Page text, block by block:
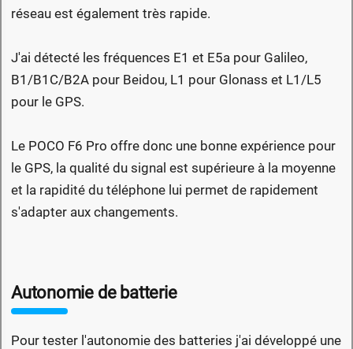
réseau est également très rapide.
J'ai détecté les fréquences E1 et E5a pour Galileo,
B1/B1C/B2A pour Beidou, L1 pour Glonass et L1/L5
pour le GPS.
Le POCO F6 Pro offre donc une bonne expérience pour
le GPS, la qualité du signal est supérieure à la moyenne
et la rapidité du téléphone lui permet de rapidement
s'adapter aux changements.
Autonomie de batterie
Pour tester l'autonomie des batteries j'ai développé une